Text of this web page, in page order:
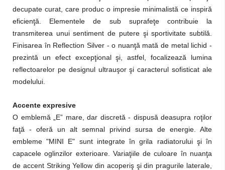
decupate curat, care produc o impresie minimalistă ce inspiră
eficienţă. Elementele de sub suprafeţe contribuie la
transmiterea unui sentiment de putere şi sportivitate subtilă.
Finisarea în Reflection Silver - o nuanţă mată de metal lichid -
prezintă un efect excepţional şi, astfel, focalizează lumina
reflectoarelor pe designul ultrauşor şi caracterul sofisticat ale
modelului.
Accente expresive
O emblemă „E” mare, dar discretă - dispusă deasupra roţilor
faţă - oferă un alt semnal privind sursa de energie. Alte
embleme "MINI E" sunt integrate în grila radiatorului şi în
capacele oglinzilor exterioare. Variaţiile de culoare în nuanţa
de accent Striking Yellow din acoperiş şi din pragurile laterale,